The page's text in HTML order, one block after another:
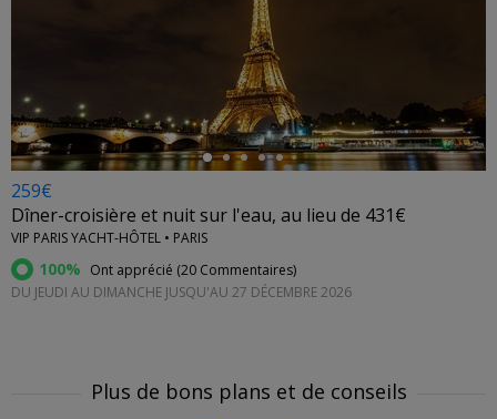
259€
Dîner-croisière et nuit sur l'eau, au lieu de 431€
VIP PARIS YACHT-HÔTEL • PARIS
100% Ont apprécié (20 Commentaires)
DU JEUDI AU DIMANCHE JUSQU'AU 27 DÉCEMBRE 2026
Plus de bons plans et de conseils